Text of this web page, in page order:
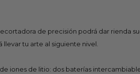
de precisión podrá dar rienda
tu arte al siguiente nivel.
iones de litio: dos baterías